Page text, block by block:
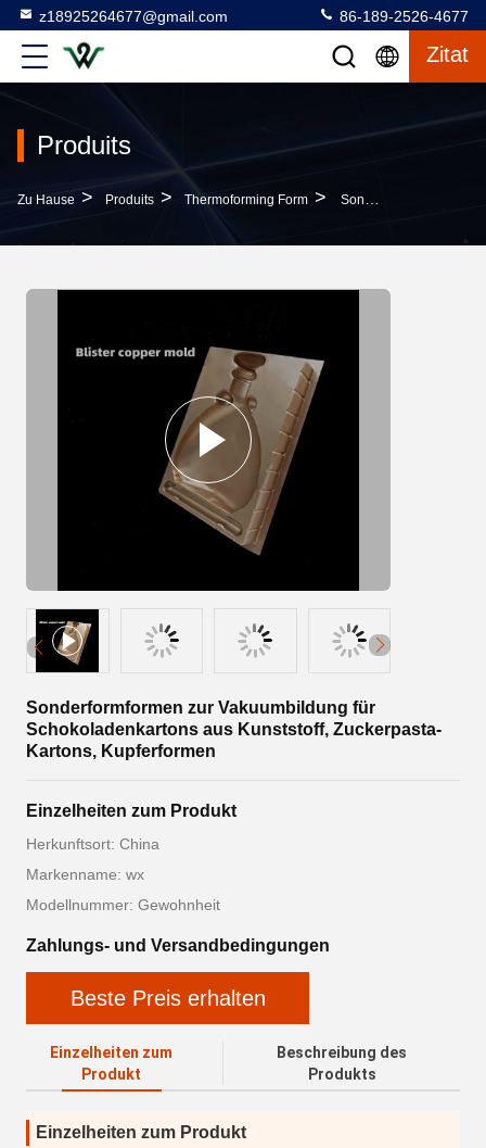
z18925264677@gmail.com 86-189-2526-4677
Zitat
Produits
Zu Hause > Produits > Thermoforming Form > Sonderformformen Zur Vakuumbildung Für Schokoladenkartons Aus Kunststoff, Zuckerpasta-Kartons, Kupferformen
Sonderformformen zur Vakuumbildung für
Schokoladenkartons aus Kunststoff, Zuckerpasta-
Kartons, Kupferformen
Einzelheiten zum Produkt
Herkunftsort: China
Markenname: wx
Modellnummer: Gewohnheit
Zahlungs- und Versandbedingungen
Beste Preis erhalten
Einzelheiten zum
Produkt
Beschreibung des
Produkts
Einzelheiten zum Produkt